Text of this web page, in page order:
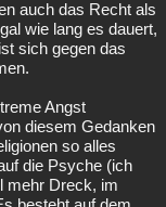
auch das Recht als
wie lang es dauert,
sich gegen das
Angst
diesem Gedanken
so alles
die Psyche (ich
mehr Dreck, im